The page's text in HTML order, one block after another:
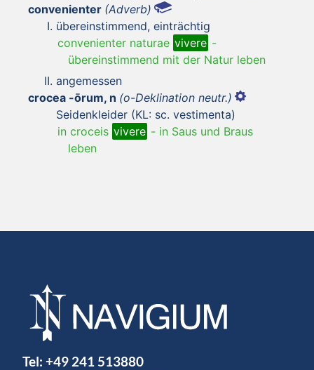
convenienter (Adverb)
übereinstimmend, einträchtig
convenienter naturae vivere -
übereinstimmend mit der Natur leben
angemessen
crocea -ōrum, n (o-Deklination neutr.)
Seidenkleider (KL: sc. vestimenta)
in croceis vivere - in Saus und Braus
leben
Tel: +49 241 513880